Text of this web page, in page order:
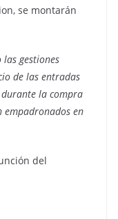
se montarán
gestiones
de las entradas
la compra
empadronados en
del